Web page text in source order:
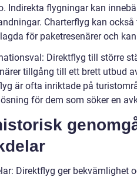
Indirekta flygningar kan
Charterflyg kan
för paketresenärer och
Direktflyg till större
tillgång till ett brett utbud
är ofta inriktade på
för dem som söker en
Direktflyg ger bekvämlighet